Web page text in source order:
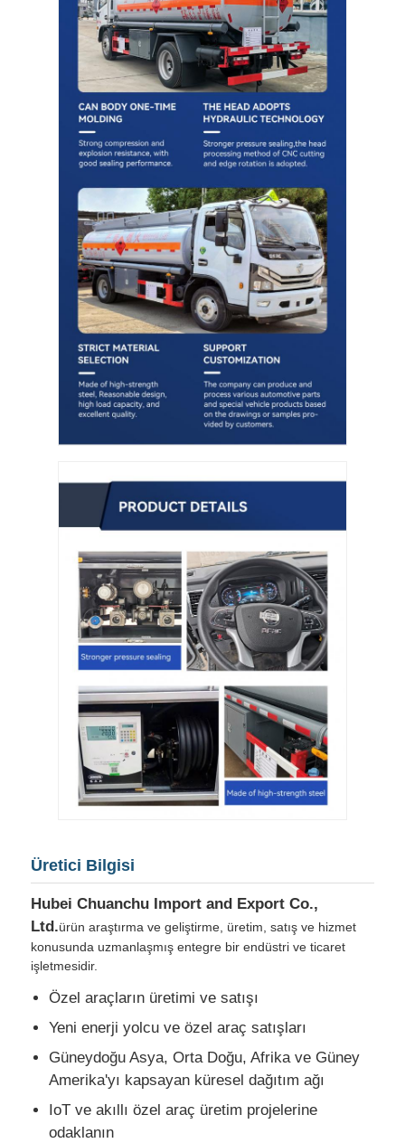
Üretici Bilgisi
Hubei Chuanchu Import and Export Co.,
Ltd.ürün araştırma ve geliştirme, üretim, satış ve hizmet
konusunda uzmanlaşmış entegre bir endüstri ve ticaret
işletmesidir.
Özel araçların üretimi ve satışı
Yeni enerji yolcu ve özel araç satışları
Güneydoğu Asya, Orta Doğu, Afrika ve Güney
Amerika'yı kapsayan küresel dağıtım ağı
IoT ve akıllı özel araç üretim projelerine
odaklanın